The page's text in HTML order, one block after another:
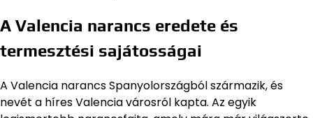
A Valencia narancs eredete és
termesztési sajátosságai
A Valencia narancs Spanyolországból származik, és
nevét a híres Valencia városról kapta. Az egyik